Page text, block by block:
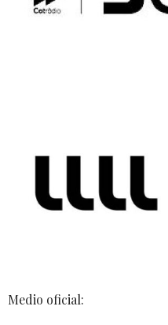
Medio oficial: